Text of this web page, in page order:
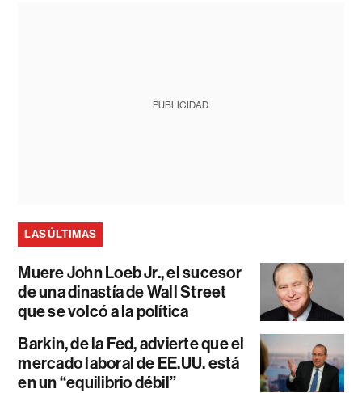
PUBLICIDAD
LAS ÚLTIMAS
Muere John Loeb Jr., el sucesor
de una dinastía de Wall Street
que se volcó a la política
Barkin, de la Fed, advierte que el
mercado laboral de EE.UU. está
en un “equilibrio débil”